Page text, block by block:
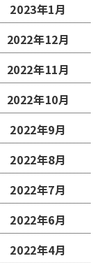
2023年1月
2022年12月
2022年11月
2022年10月
2022年9月
2022年8月
2022年7月
2022年6月
2022年4月